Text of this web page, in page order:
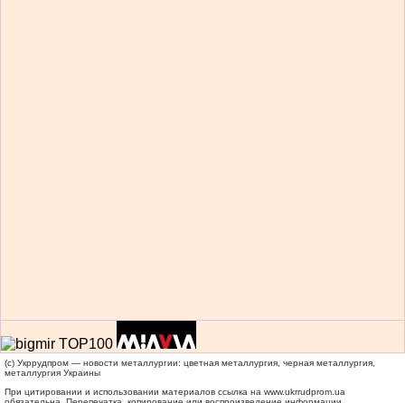
(c) Укррудпром — новости металлургии: цветная металлургия, черная металлургия,
металлургия Украины
При цитировании и использовании материалов ссылка на www.ukrrudprom.ua